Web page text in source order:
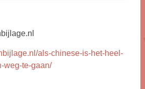
als-chinese-is-het-heel-
weg-te-gaan/